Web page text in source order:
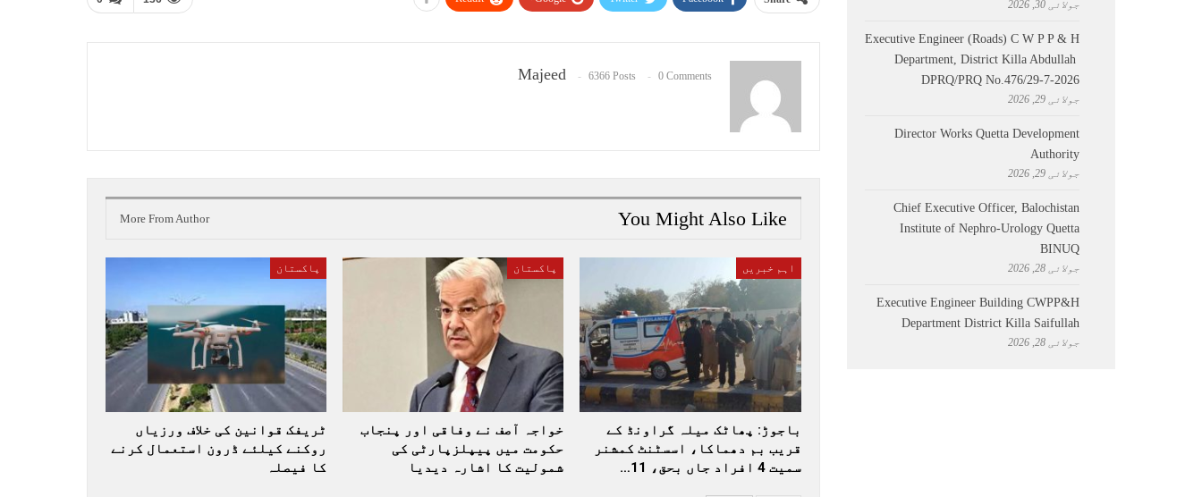
Majeed 6366 Posts 0 Comments
You Might Also Like
More From Author
اہم خبریں
باجوڑ: پھاٹک میلہ گراونڈ کے
قریب بم دھماکا، اسسٹنٹ کمشنر
سمیت 4 افراد جاں بحق، 11…
پاکستان
خواجہ آصف نے وفاقی اور پنجاب
حکومت میں پیپلزپارٹی کی
شمولیت کا اشارہ دیدیا
پاکستان
ٹریفک قوانین کی خلاف ورزیاں
روکنے کیلئے ڈرون استعمال کرنے
کا فیصلہ
جولائی 30, 2026
Executive Engineer (Roads) C W P P & H
Department, District Killa Abdullah ​
DPRQ/PRQ No.476/29-7-2026
جولائی 29, 2026
Director Works Quetta Development
Authority
جولائی 29, 2026
Chief Executive Officer, Balochistan
Institute of Nephro-Urology Quetta
BINUQ
جولائی 28, 2026
Executive Engineer Building CWPP&H
Department District Killa Saifullah
جولائی 28, 2026